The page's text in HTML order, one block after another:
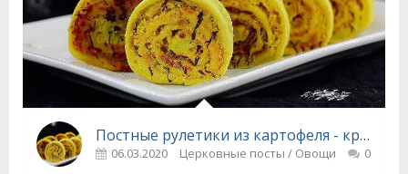
Постные рулетики из картофеля - красиво и вкусно!
06.03.2020 Церковные посты / Овощи 0